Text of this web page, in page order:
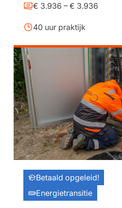
€ 3.936 – € 3.936
40 uur praktijk
Betaald opgeleid!
Energietransitie